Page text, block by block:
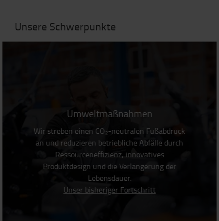
Unsere Schwerpunkte
Umweltmaßnahmen
Wir streben einen CO₂-neutralen Fußabdruck
an und reduzieren betriebliche Abfälle durch
Ressourceneffizienz, innovatives
Produktdesign und die Verlängerung der
Lebensdauer.
Unser bisheriger Fortschritt